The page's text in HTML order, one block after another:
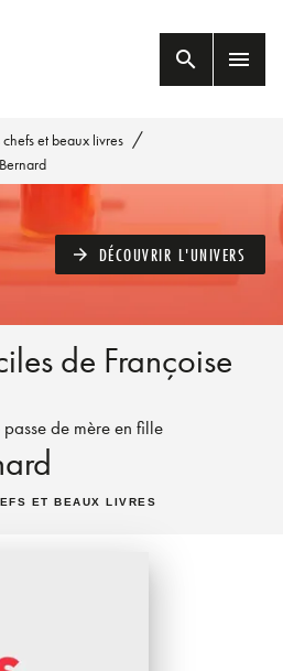
search menu
et beaux livres /
arrow_forward DÉCOUVRIR L'UNIVERS
de Françoise
de mère en fille
ET BEAUX LIVRES